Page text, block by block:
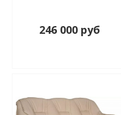
246 000 руб